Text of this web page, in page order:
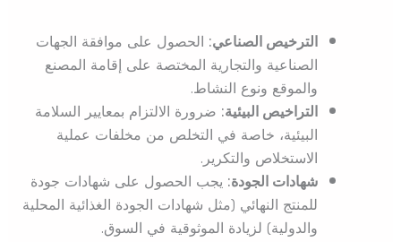
الترخيص الصناعي:الحصول على موافقة الجهات
الصناعية والتجارية المختصة على إقامة المصنع
والموقع ونوع النشاط.
التراخيص البيئية:ضرورة الالتزام بمعايير السلامة
البيئية، خاصة في التخلص من مخلفات عملية
الاستخلاص والتكرير.
شهادات الجودة:يجب الحصول على شهادات جودة
للمنتج النهائي (مثل شهادات الجودة الغذائية المحلية
والدولية) لزيادة الموثوقية في السوق.